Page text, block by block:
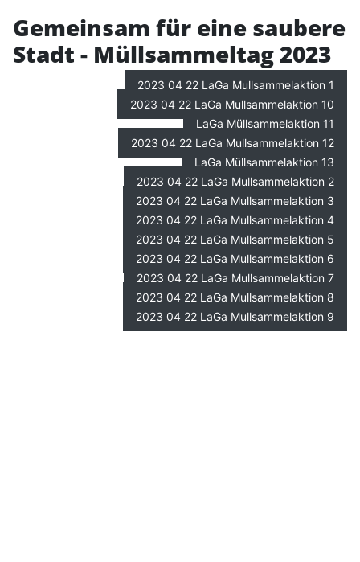
Gemeinsam für eine saubere
Stadt - Müllsammeltag 2023
2023 04 22 LaGa Mullsammelaktion 1
2023 04 22 LaGa Mullsammelaktion 10
LaGa Müllsammelaktion 11
2023 04 22 LaGa Mullsammelaktion 12
LaGa Müllsammelaktion 13
2023 04 22 LaGa Mullsammelaktion 2
2023 04 22 LaGa Mullsammelaktion 3
2023 04 22 LaGa Mullsammelaktion 4
2023 04 22 LaGa Mullsammelaktion 5
2023 04 22 LaGa Mullsammelaktion 6
2023 04 22 LaGa Mullsammelaktion 7
2023 04 22 LaGa Mullsammelaktion 8
2023 04 22 LaGa Mullsammelaktion 9